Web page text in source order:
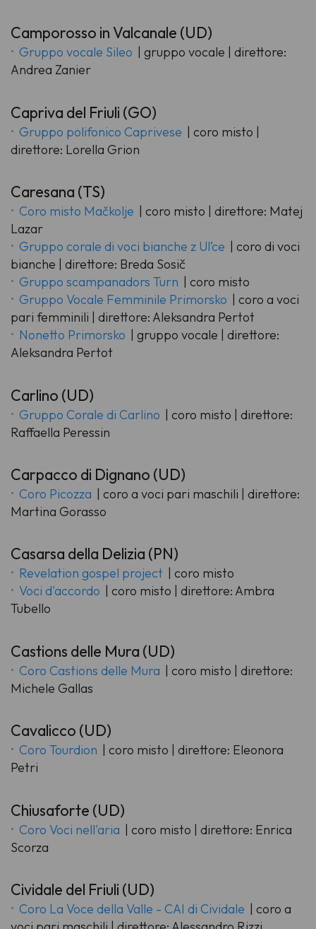
Camporosso in Valcanale (UD)
Gruppo vocale Sileo | gruppo vocale | direttore:
Andrea Zanier
Capriva del Friuli (GO)
Gruppo polifonico Caprivese | coro misto |
direttore: Lorella Grion
Caresana (TS)
Coro misto Mačkolje | coro misto | direttore: Matej
Lazar
Gruppo corale di voci bianche z Ul’ce | coro di voci
bianche | direttore: Breda Sosič
Gruppo scampanadors Turn | coro misto
Gruppo Vocale Femminile Primorsko | coro a voci
pari femminili | direttore: Aleksandra Pertot
Nonetto Primorsko | gruppo vocale | direttore:
Aleksandra Pertot
Carlino (UD)
Gruppo Corale di Carlino | coro misto | direttore:
Raffaella Peressin
Carpacco di Dignano (UD)
Coro Picozza | coro a voci pari maschili | direttore:
Martina Gorasso
Casarsa della Delizia (PN)
Revelation gospel project | coro misto
Voci d'accordo | coro misto | direttore: Ambra
Tubello
Castions delle Mura (UD)
Coro Castions delle Mura | coro misto | direttore:
Michele Gallas
Cavalicco (UD)
Coro Tourdion | coro misto | direttore: Eleonora
Petri
Chiusaforte (UD)
Coro Voci nell'aria | coro misto | direttore: Enrica
Scorza
Cividale del Friuli (UD)
Coro La Voce della Valle - CAI di Cividale | coro a